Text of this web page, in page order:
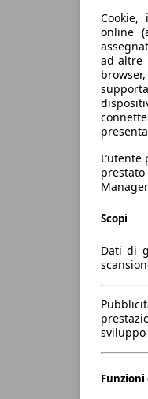
online
ad altre
Scopi
Dati di
Funzioni